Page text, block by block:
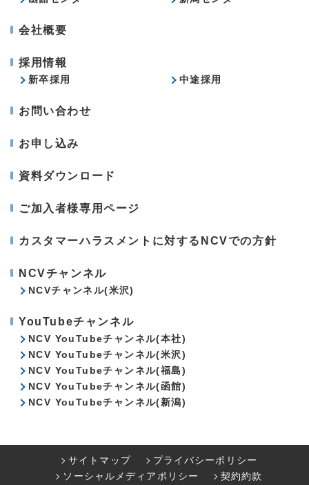
会社概要
採用情報
新卒採用 中途採用
お問い合わせ
お申し込み
資料ダウンロード
ご加入者様専用ページ
カスタマーハラスメントに対するNCVでの方針
NCVチャンネル
NCVチャンネル(米沢)
YouTubeチャンネル
NCV YouTubeチャンネル(本社)
NCV YouTubeチャンネル(米沢)
NCV YouTubeチャンネル(福島)
NCV YouTubeチャンネル(函館)
NCV YouTubeチャンネル(新潟)
サイトマップ
プライバシーポリシー
ソーシャルメディアポリシー
契約約款